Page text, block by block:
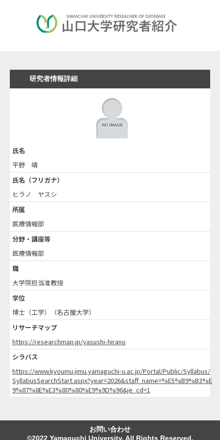
研究者情報詳細
氏名
平野 靖
氏名（フリガナ）
ヒラノ ヤスシ
所属
医療情報部
分野・講座等
医療情報部
職
大学院担当准教授
学位
博士（工学）（名古屋大学）
リサーチマップ
https://researchmap.jp/yasushi-hirano
シラバス
https://www.kyoumu.jimu.yamaguchi-u.ac.jp/Portal/Public/Syllabus/
SyllabusSearchStart.aspx?year=2026&staff_name=%E5%B9%B3%E
9%87%8E%E3%80%80%E9%9D%96&je_cd=1
お問い合わせ
©2022 Yamaguchi University. All Rights Reserved.